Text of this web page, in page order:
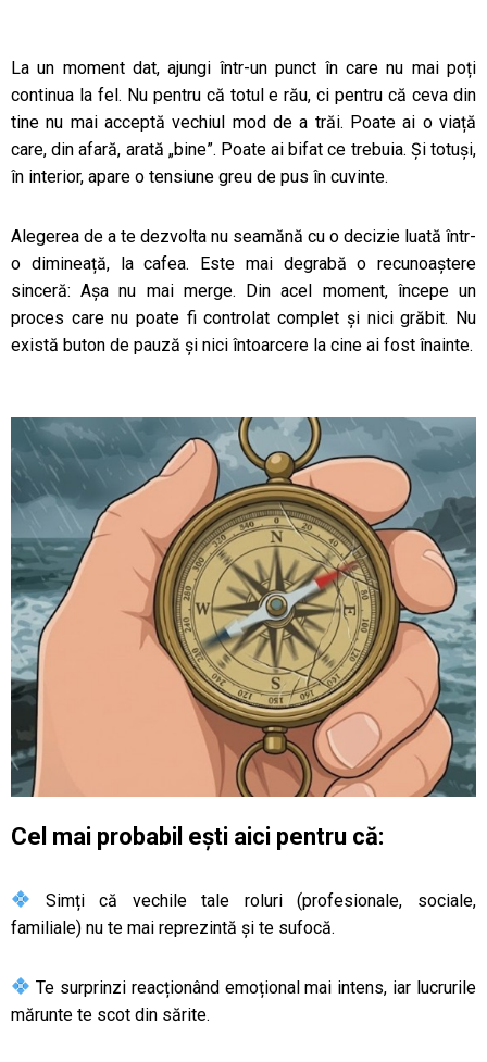
La un moment dat, ajungi într-un punct în care nu mai poți
continua la fel. Nu pentru că totul e rău, ci pentru că ceva din
tine nu mai acceptă vechiul mod de a trăi. Poate ai o viață
care, din afară, arată „bine”. Poate ai bifat ce trebuia. Și totuși,
în interior, apare o tensiune greu de pus în cuvinte.
Alegerea de a te dezvolta nu seamănă cu o decizie luată într-
o dimineață, la cafea. Este mai degrabă o recunoaștere
sinceră:Așa nu mai merge. Din acel moment, începe un
proces care nu poate fi controlat complet și nici grăbit. Nu
există buton de pauză și nici întoarcere la cine ai fost înainte.
Cel mai probabil ești aici pentru că:
Simți că vechile tale roluri (profesionale, sociale,
familiale) nu te mai reprezintă și te sufocă.
Te surprinzi reacționând emoțional mai intens, iar lucrurile
mărunte te scot din sărite.